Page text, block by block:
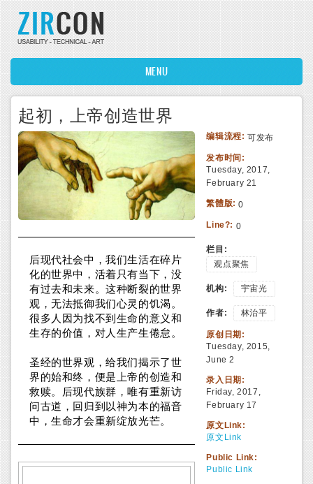
Skip to main content
MENU
起初，上帝创造世界
后现代社会中，我们生活在碎片
化的世界中，活着只有当下，没
有过去和未来。这种断裂的世界
观，无法抵御我们心灵的饥渴。
很多人因为找不到生命的意义和
生存的价值，对人生产生倦怠。
圣经的世界观，给我们揭示了世
界的始和终，便是上帝的创造和
救赎。后现代族群，唯有重新访
问古道，回归到以神为本的福音
中，生命才会重新绽放光芒。
编辑流程:可发布
发布时间:
Tuesday, 2017,
February 21
繁體版:0
Line?: 0
栏目:
观点聚焦
机构: 宇宙光
作者: 林治平
原创日期:
Tuesday, 2015,
June 2
录入日期:
Friday, 2017,
February 17
原文Link:
原文Link
Public Link:
Public Link